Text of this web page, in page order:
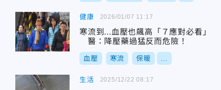
健康
寒流到...血壓也飆高「７應對必看」
醫：降壓藥過猛反而危險！
血壓 寒流 保暖
2026/01/07 11:17
生活 2025/12/22 08:17